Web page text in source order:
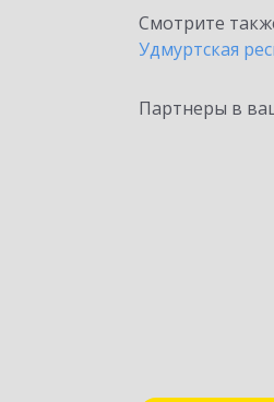
Смотрите
Удмуртская
Партнеры в